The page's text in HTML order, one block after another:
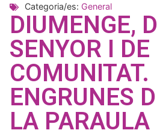
Categoria/es: General
DIUMENGE,
SENYOR I
COMUNITAT.
ENGRUNES
LA PARAULA